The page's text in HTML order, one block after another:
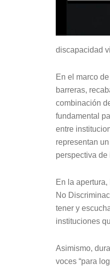
discapacidad
En el marco
barreras,
combinación
fundamental
entre
representan
perspectiva
En la
No
tener y
instituciones
Asimismo,
voces “para